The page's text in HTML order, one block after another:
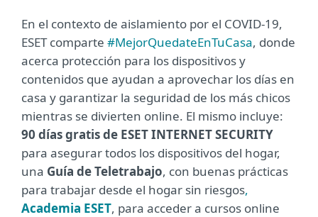
En el contexto de aislamiento por el COVID-19,
ESET comparte #MejorQuedateEnTuCasa, donde
acerca protección para los dispositivos y
contenidos que ayudan a aprovechar los días en
casa y garantizar la seguridad de los más chicos
mientras se divierten online. El mismo incluye:
90 días gratis de ESET INTERNET SECURITY
para asegurar todos los dispositivos del hogar,
una Guía de Teletrabajo, con buenas prácticas
para trabajar desde el hogar sin riesgos,
Academia ESET, para acceder a cursos online